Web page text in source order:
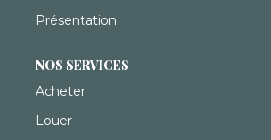
Présentation
NOS SERVICES
Acheter
Louer